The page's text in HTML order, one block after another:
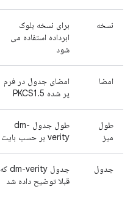
نسخه
برای نسخه بلوک
ابرداده استفاده می
شود
امضا
امضای جدول در فرم
پر شده PKCS1.5
طول
میز
طول جدول dm-
verity بر حسب بایت
جدول
جدول dm-verity که
قبلا توضیح داده شد